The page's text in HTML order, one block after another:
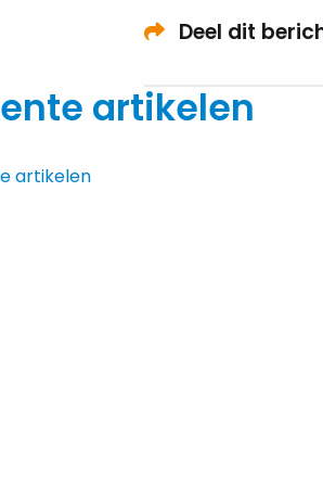
Deel dit
artikelen
artikelen